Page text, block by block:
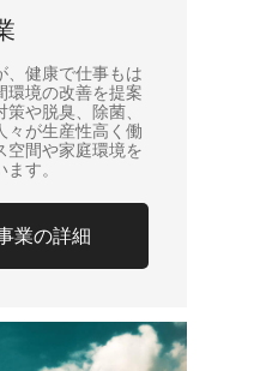
、健康で仕事もは
環境の改善を提案
や脱臭、除菌、
々が生産性高く働
空間や家庭環境を
す。
業の詳細